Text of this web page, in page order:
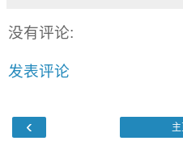
没有评论:
发表评论
‹